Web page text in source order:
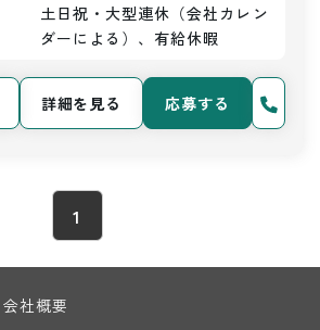
土日祝・大型連休（会社カレン
ダーによる）、有給休暇
詳細を見る 応募する
1
会社概要